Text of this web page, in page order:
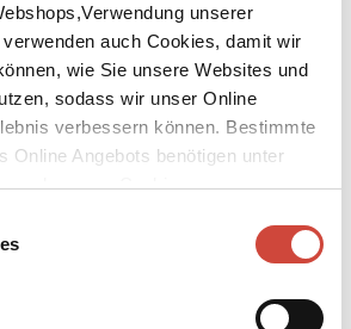
unserer
auch Cookies, damit wir
wie Sie unsere Websites und
sodass wir unser Online
verbessern können. Bestimmte
Online Angebots benötigen unter
von Cookies von